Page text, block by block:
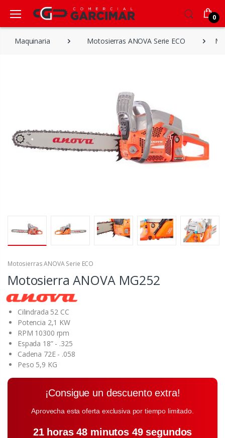
0
Maquinaria Motosierras ANOVA Serie ECO
Motosierras ANOVA Serie ECO
Motosierra ANOVA MG252
Cilindrada 52 CC
Potencia 2,1 KW
RPM 10300 rpm
Espada 18” - .325
Cadena 72E - .058
Peso 5,9 KG
¡Consigue un descuento extra!
Aprovecha esta oferta exclusiva por tiempo limitado.
21 horas 48 minutos 48 segundos